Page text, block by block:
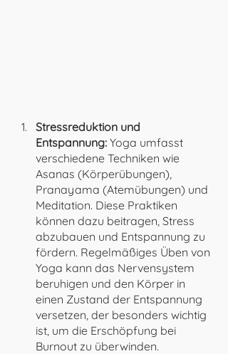
Stressreduktion und
Entspannung: Yoga umfasst
verschiedene Techniken wie
Asanas (Körperübungen),
Pranayama (Atemübungen) und
Meditation. Diese Praktiken
können dazu beitragen, Stress
abzubauen und Entspannung zu
fördern. Regelmäßiges Üben von
Yoga kann das Nervensystem
beruhigen und den Körper in
einen Zustand der Entspannung
versetzen, der besonders wichtig
ist, um die Erschöpfung bei
Burnout zu überwinden.